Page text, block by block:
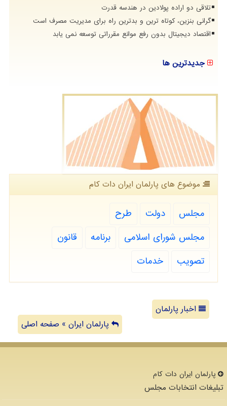
تلاقی دو اراده پولادین در هندسه قدرت
گرانی بنزین، کوتاه ترین و بدترین راه برای مدیریت مصرف است
اقتصاد دیجیتال بدون رفع موانع مقرراتی توسعه نمی یابد
جدیدترین ها
موضوع های پارلمان ایران دات كام
مجلس دولت
طرح
مجلس شورای اسلامی
برنامه
قانون
تصویب
خدمات
اخبار پارلمان
پارلمان ایران » صفحه اصلی
پارلمان ایران دات كام
تبلیغات انتخابات مجلس